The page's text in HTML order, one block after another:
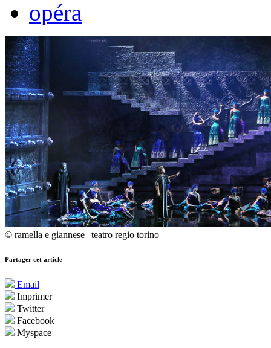
opéra
© ramella e giannese | teatro regio torino
Partager cet article
Email
Imprimer
Twitter
Facebook
Myspace